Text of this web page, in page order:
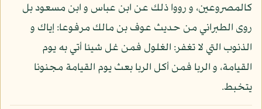
كالمصروعين، و رووا ذلك عن ابن عباس و ابن مسعود بل
روى الطبراني من حديث عوف بن مالك مرفوعا: إياك و
الذنوب التي لا تغفر: الغلول فمن غل شيئا أتي به يوم
القيامة، و الربا فمن أكل الربا بعث يوم القيامة مجنونا
يتخبط.